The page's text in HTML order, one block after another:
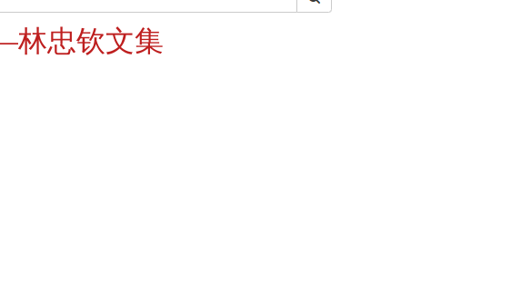
林忠钦文集